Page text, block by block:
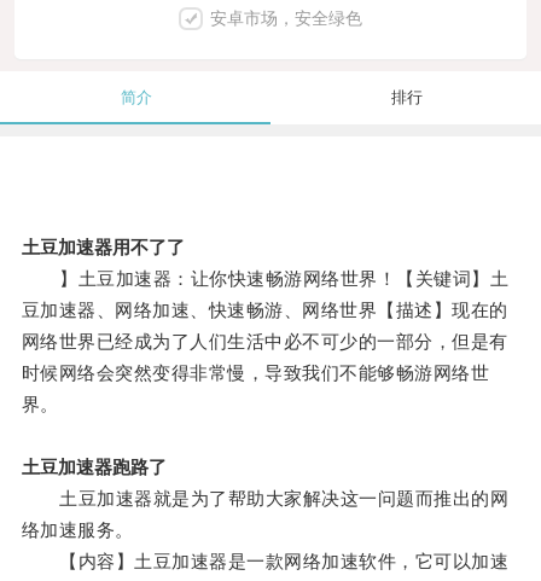
安卓市场，安全绿色
简介 排行
土豆加速器用不了了
】土豆加速器：让你快速畅游网络世界！【关键词】土
豆加速器、网络加速、快速畅游、网络世界【描述】现在的
网络世界已经成为了人们生活中必不可少的一部分，但是有
时候网络会突然变得非常慢，导致我们不能够畅游网络世
界。
土豆加速器跑路了
土豆加速器就是为了帮助大家解决这一问题而推出的网
络加速服务。
【内容】土豆加速器是一款网络加速软件，它可以加速